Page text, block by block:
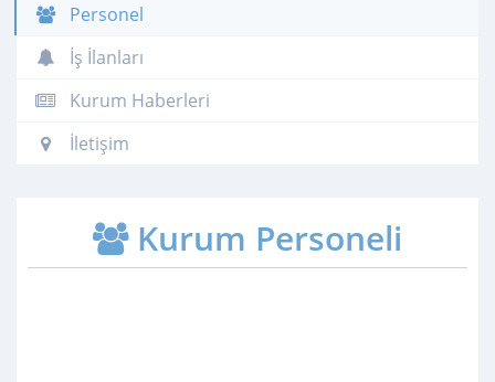
Personel
İş İlanları
Kurum Haberleri
İletişim
Kurum Personeli